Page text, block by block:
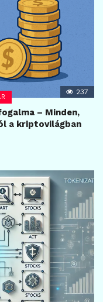
237
– Minden,
a kriptovilágban